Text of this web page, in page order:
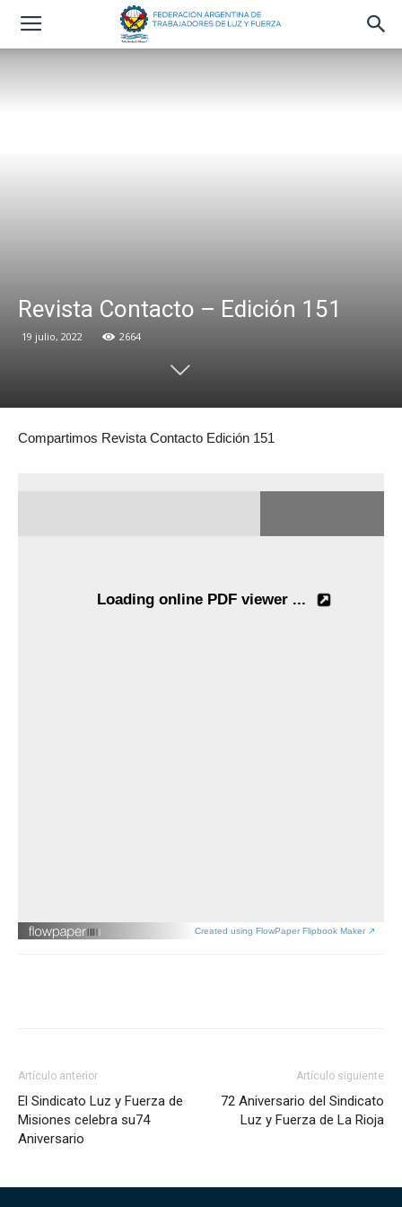
Revista Contacto – Edición 151
19 julio, 2022 2664
Compartimos Revista Contacto Edición 151
Created using FlowPaper Flipbook Maker ↗
Artículo anterior
El Sindicato Luz y Fuerza de
Misiones celebra su74
Aniversario
Artículo siguiente
72 Aniversario del Sindicato
Luz y Fuerza de La Rioja